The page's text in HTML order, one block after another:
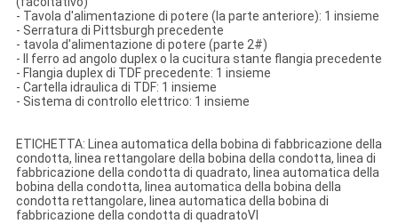
- Tavola d'alimentazione di potere (la parte anteriore): 1 insieme
- Serratura di Pittsburgh precedente
- tavola d'alimentazione di potere (parte 2#)
- Il ferro ad angolo duplex o la cucitura stante flangia precedente
- Flangia duplex di TDF precedente: 1 insieme
- Cartella idraulica di TDF: 1 insieme
- Sistema di controllo elettrico: 1 insieme
ETICHETTA: Linea automatica della bobina di fabbricazione della
condotta, linea rettangolare della bobina della condotta, linea di
fabbricazione della condotta di quadrato, linea automatica della
bobina della condotta, linea automatica della bobina della
condotta rettangolare, linea automatica della bobina di
fabbricazione della condotta di quadratoⅥ